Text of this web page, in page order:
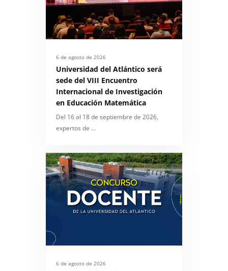
6 de agosto de 2026
Universidad del Atlántico será
sede del VIII Encuentro
Internacional de Investigación
en Educación Matemática
Del 16 al 18 de septiembre de 2026,
expertos de …
6 de agosto de 2026